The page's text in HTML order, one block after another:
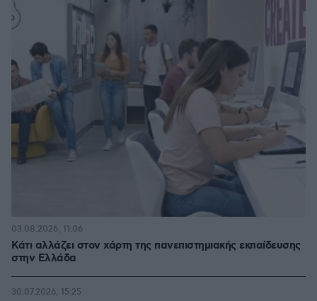
Κάτι αλλάζει στον χάρτη της πανεπιστημιακής εκπαίδευσης
στην Ελλάδα
03.08.2026, 11:06
30.07.2026, 15:25